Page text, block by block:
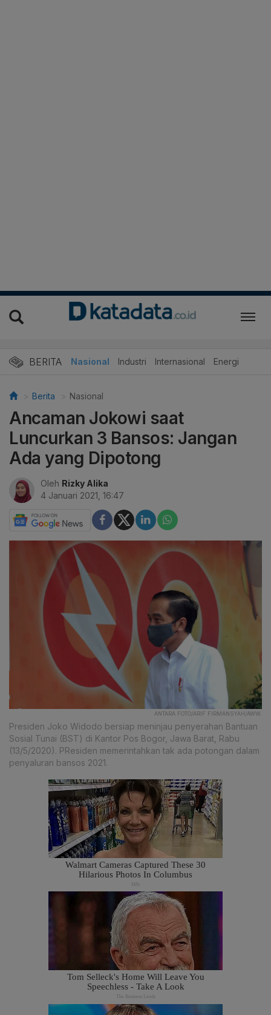
BERITA Nasional Industri Internasional Energi
Berita Nasional
Ancaman Jokowi saat
Luncurkan 3 Bansos: Jangan
Ada yang Dipotong
Oleh Rizky Alika
4 Januari 2021, 16:47
ANTARA FOTO/ARIF FIRMANSYAH/AWW.
Presiden Joko Widodo bersiap meninjau penyerahan Bantuan
Sosial Tunai (BST) di Kantor Pos Bogor, Jawa Barat, Rabu
(13/5/2020). PResiden memerintahkan tak ada potongan dalam
penyaluran bansos 2021.